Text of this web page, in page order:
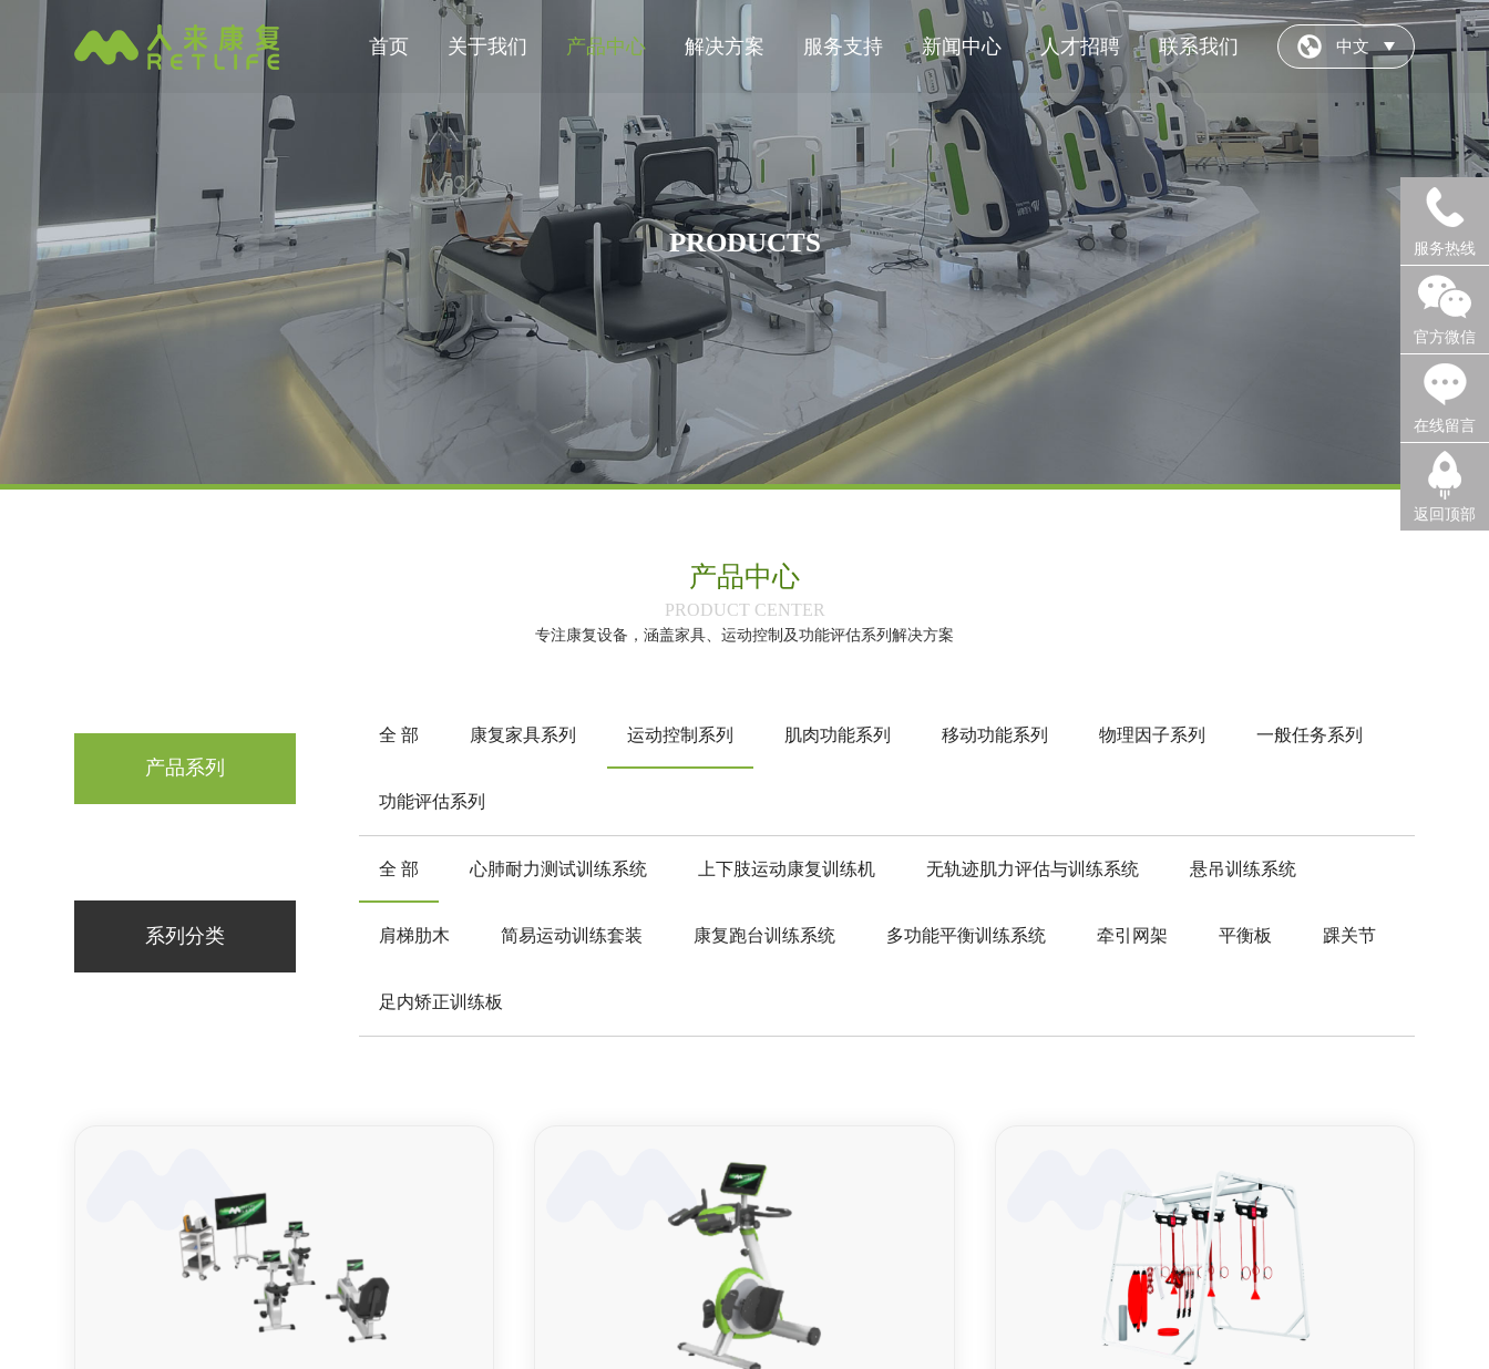
中文
首页 关于我们 产品中心 解决方案 服务支持 新闻中心 人才招聘 联系我们
PRODUCTS
产品中心
‌PRODUCT CENTER‌
专注康复设备，涵盖家具、运动控制及功能评估系列解决方案
产品系列
全 部 康复家具系列 运动控制系列 肌肉功能系列 移动功能系列 物理因子系列 一般任务系列
功能评估系列
系列分类
全 部 心肺耐力测试训练系统 上下肢运动康复训练机 无轨迹肌力评估与训练系统 悬吊训练系统
肩梯肋木 简易运动训练套装 康复跑台训练系统 多功能平衡训练系统 牵引网架 平衡板 踝关节
足内矫正训练板
服务热线
官方微信
在线留言
返回顶部